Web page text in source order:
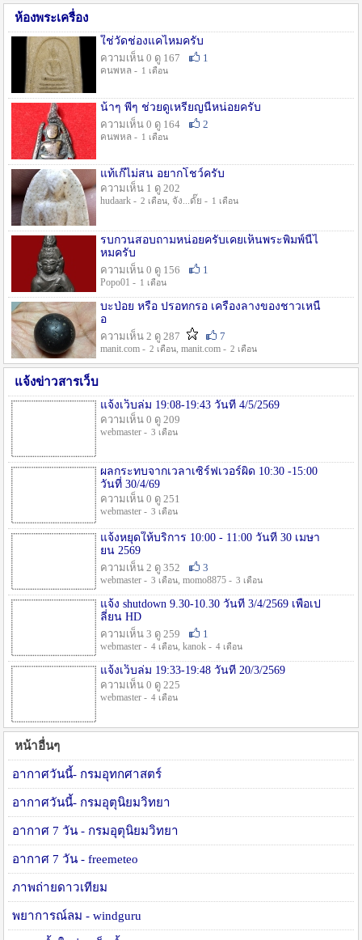
ห้องพระเครื่อง
ใช่วัดช่องแคไหมครับ
ความเห็น 0 ดู 167
1
คนพหล - 1 เดือน
น้าๆ พี่ๆ ช่วยดูเหรียญนี้หน่อยครับ
ความเห็น 0 ดู 164
2
คนพหล - 1 เดือน
แท้เก๊ไม่สน อยากโชว์ครับ
ความเห็น 1 ดู 202
hudaark - 2 เดือน, จัง...ดั๊ย - 1 เดือน
รบกวนสอบถามหน่อยครับเคยเห็นพระพิมพ์นี้ไ
หมครับ
ความเห็น 0 ดู 156
1
Popo01 - 1 เดือน
บะป่อย หรือ ปรอทกรอ เครื่องลางของชาวเหนื
อ
ความเห็น 2 ดู 287
7
manit.com - 2 เดือน, manit.com - 2 เดือน
แจ้งข่าวสารเว็บ
แจ้งเว็บล่ม 19:08-19:43 วันที่ 4/5/2569
ความเห็น 0 ดู 209
webmaster - 3 เดือน
ผลกระทบจากเวลาเซิร์ฟเวอร์ผิด 10:30 -15:00
วันที่ 30/4/69
ความเห็น 0 ดู 251
webmaster - 3 เดือน
แจ้งหยุดให้บริการ 10:00 - 11:00 วันที่ 30 เมษา
ยน 2569
ความเห็น 2 ดู 352
3
webmaster - 3 เดือน, momo8875 - 3 เดือน
แจ้ง shutdown 9.30-10.30 วันที่ 3/4/2569 เพื่อเป
ลี่ยน HD
ความเห็น 3 ดู 259
1
webmaster - 4 เดือน, kanok - 4 เดือน
แจ้งเว็บล่ม 19:33-19:48 วันที่ 20/3/2569
ความเห็น 0 ดู 225
webmaster - 4 เดือน
หน้าอื่นๆ
อากาศวันนี้- กรมอุทกศาสตร์
อากาศวันนี้- กรมอุตุนิยมวิทยา
อากาศ 7 วัน - กรมอุตุนิยมวิทยา
อากาศ 7 วัน - freemeteo
ภาพถ่ายดาวเทียม
พยาการณ์ลม - windguru